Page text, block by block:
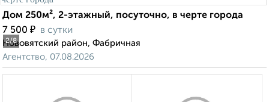
2/8
Дом 250м², 2-этажный, посуточно, в черте города
7 500 ₽ в сутки
Нововятский район, Фабричная
Агентство, 07.08.2026